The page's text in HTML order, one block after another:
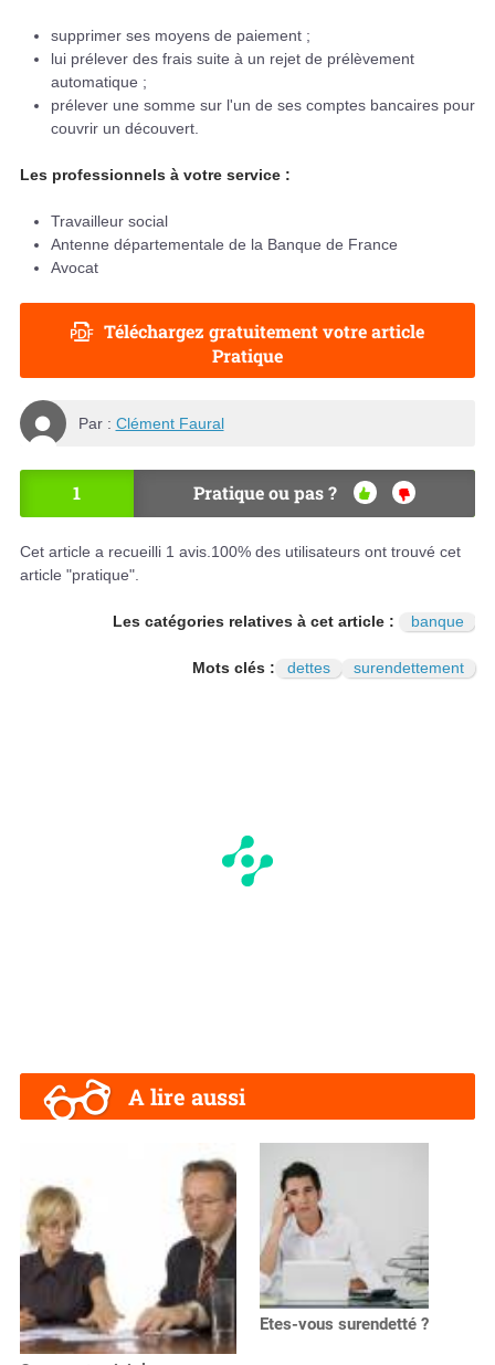
supprimer ses moyens de paiement ;
lui prélever des frais suite à un rejet de prélèvement
automatique ;
prélever une somme sur l'un de ses comptes bancaires pour
couvrir un découvert.
Les professionnels à votre service :
Travailleur social
Antenne départementale de la Banque de France
Avocat
Téléchargez gratuitement votre article
Pratique
Par : Clément Faural
1 Pratique ou pas ?
OU
NO
N
Cet article a recueilli 1 avis. 100% des utilisateurs ont trouvé cet
article "pratique".
Les catégories relatives à cet article : banque
Mots clés : dettes surendettement
A lire aussi
Etes-vous surendetté ?